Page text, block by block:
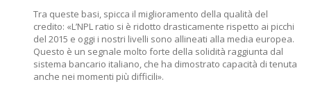
Tra queste basi, spicca il miglioramento della qualità del
credito: «L’NPL ratio si è ridotto drasticamente rispetto ai picchi
del 2015 e oggi i nostri livelli sono allineati alla media europea.
Questo è un segnale molto forte della solidità raggiunta dal
sistema bancario italiano, che ha dimostrato capacità di tenuta
anche nei momenti più difficili».